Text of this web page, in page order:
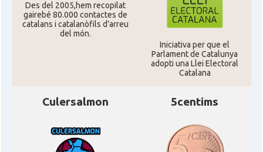
CAMON Catalans a SEATTLE
Catalans a Silicon Valley (San Jose),
California, USA
CAMON Catalans a TAMPA
CAMON Catalans a TENNESSEE
Des del 2005,hem recopilat
gairebé 80.000 contactes de
catalans i catalanòfils d'arreu
del món.
Iniciativa per que el
Parlament de Catalunya
adopti una Llei Electoral
Catalana
Culersalmon 5centims